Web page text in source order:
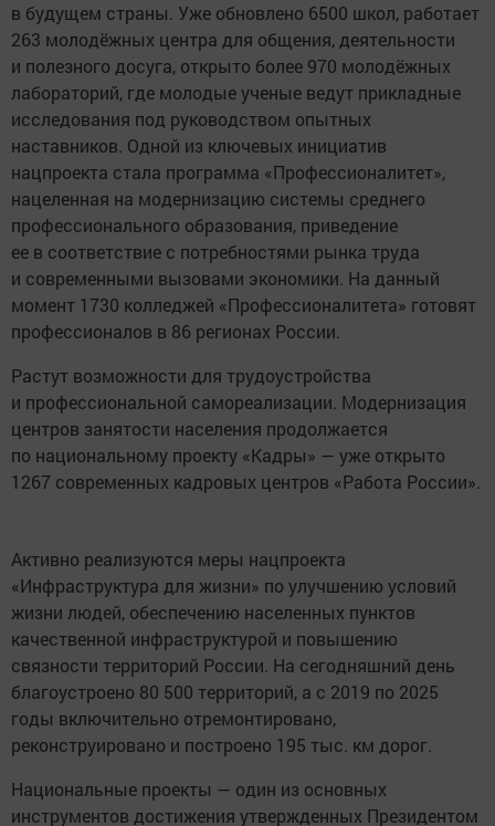
в будущем страны. Уже обновлено 6500 школ, работает
263 молодёжных центра для общения, деятельности
и полезного досуга, открыто более 970 молодёжных
лабораторий, где молодые ученые ведут прикладные
исследования под руководством опытных
наставников. Одной из ключевых инициатив
нацпроекта стала программа «Профессионалитет»,
нацеленная на модернизацию системы среднего
профессионального образования, приведение
ее в соответствие с потребностями рынка труда
и современными вызовами экономики. На данный
момент 1730 колледжей «Профессионалитета» готовят
профессионалов в 86 регионах России.
Растут возможности для трудоустройства
и профессиональной самореализации. Модернизация
центров занятости населения продолжается
по национальному проекту «Кадры» — уже открыто
1267 современных кадровых центров «Работа России».
Активно реализуются меры нацпроекта
«Инфраструктура для жизни» по улучшению условий
жизни людей, обеспечению населенных пунктов
качественной инфраструктурой и повышению
связности территорий России. На сегодняшний день
благоустроено 80 500 территорий, а с 2019 по 2025
годы включительно отремонтировано,
реконструировано и построено 195 тыс. км дорог.
Национальные проекты — один из основных
инструментов достижения утвержденных Президентом